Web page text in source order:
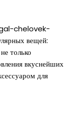
chelovek-
вещей:
только
вкуснейших
для